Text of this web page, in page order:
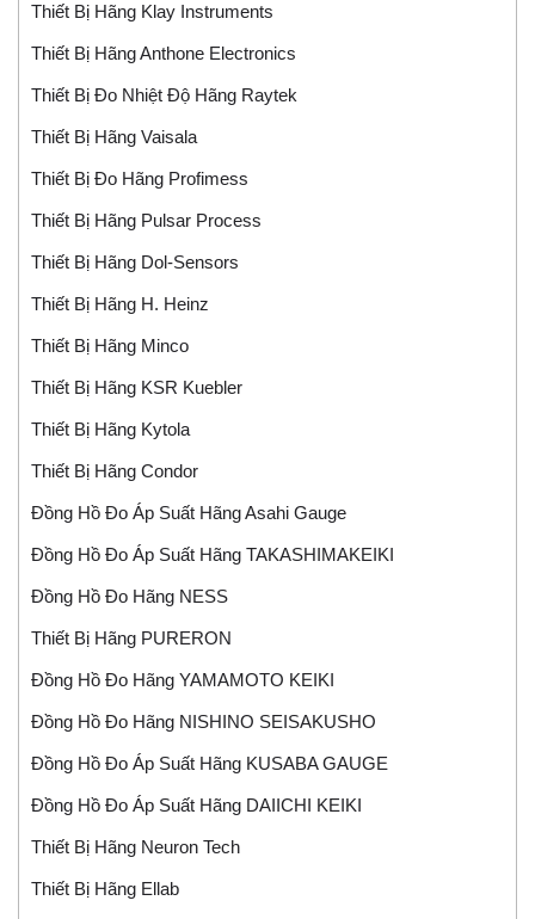
Thiết Bị Hãng Klay Instruments
Thiết Bị Hãng Anthone Electronics
Thiết Bị Đo Nhiệt Độ Hãng Raytek
Thiết Bị Hãng Vaisala
Thiết Bị Đo Hãng Profimess
Thiết Bị Hãng Pulsar Process
Thiết Bị Hãng Dol-Sensors
Thiết Bị Hãng H. Heinz
Thiết Bị Hãng Minco
Thiết Bị Hãng KSR Kuebler
Thiết Bị Hãng Kytola
Thiết Bị Hãng Condor
Đồng Hồ Đo Áp Suất Hãng Asahi Gauge
Đồng Hồ Đo Áp Suất Hãng TAKASHIMAKEIKI
Đồng Hồ Đo Hãng NESS
Thiết Bị Hãng PURERON
Đồng Hồ Đo Hãng YAMAMOTO KEIKI
Đồng Hồ Đo Hãng NISHINO SEISAKUSHO
Đồng Hồ Đo Áp Suất Hãng KUSABA GAUGE
Đồng Hồ Đo Áp Suất Hãng DAIICHI KEIKI
Thiết Bị Hãng Neuron Tech
Thiết Bị Hãng Ellab